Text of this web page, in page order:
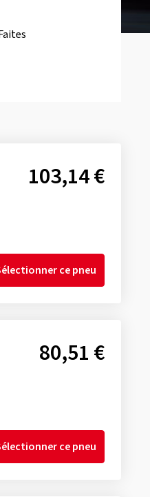
103,14 €
ce pneu
80,51 €
ce pneu